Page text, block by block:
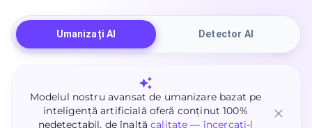
Umanizați AI Detector AI
Modelul nostru avansat de umanizare bazat pe
inteligență artificială oferă conținut 100%
nedetectabil, de înaltă calitate — încercați-l